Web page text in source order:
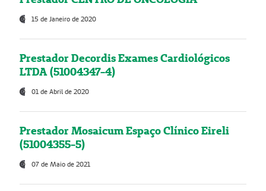
15 de Janeiro de 2020
Prestador Decordis Exames Cardiológicos
LTDA (51004347-4)
01 de Abril de 2020
Prestador Mosaicum Espaço Clínico Eireli
(51004355-5)
07 de Maio de 2021